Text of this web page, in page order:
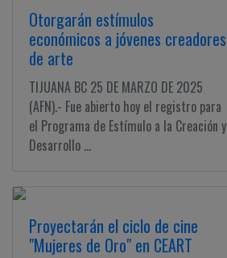
Otorgarán estímulos
económicos a jóvenes creadores
de arte
TIJUANA BC 25 DE MARZO DE 2025
(AFN).- Fue abierto hoy el registro para
el Programa de Estímulo a la Creación y
Desarrollo ...
Proyectarán el ciclo de cine
"Mujeres de Oro" en CEART